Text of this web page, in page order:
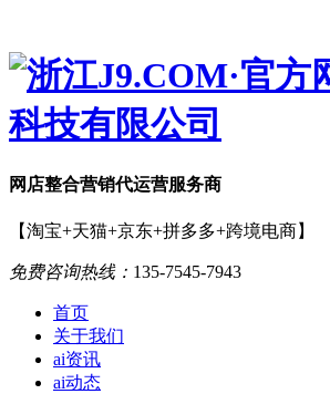
网店整合营销代运营服务商
【淘宝+天猫+京东+拼多多+跨境电商】
免费咨询热线： 135-7545-7943
首页
关于我们
ai资讯
ai动态